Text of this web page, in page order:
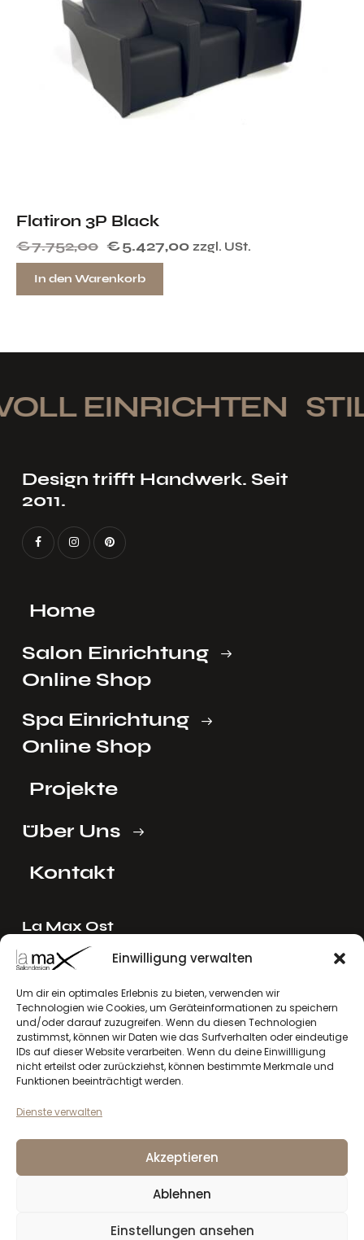
Einwilligung verwalten
Um dir ein optimales Erlebnis zu bieten, verwenden wir
Technologien wie Cookies, um Geräteinformationen zu speichern
und/oder darauf zuzugreifen. Wenn du diesen Technologien
zustimmst, können wir Daten wie das Surfverhalten oder eindeutige
IDs auf dieser Website verarbeiten. Wenn du deine Einwillligung
nicht erteilst oder zurückziehst, können bestimmte Merkmale und
Funktionen beeinträchtigt werden.
Dienste verwalten
Akzeptieren
Ablehnen
Einstellungen ansehen
Flatiron 3P Black
€7.752,00 €5.427,00 zzgl. USt.
In den Warenkorb
EINRICHTEN
Design trifft Handwerk. Seit
2011.
Home
Salon Einrichtung
Online Shop
Spa Einrichtung
Online Shop
Projekte
Über Uns
Kontakt
La Max Ost
Ing. Reinhard Mayer e.U.
Stadlgasse 4
2122 Riedenthal, Austria
E-Mail:mayer[at]lamax.at
+436643432630
La Max West
Andreas Larcher e.U.
6410 Telfs, Austria
larcher[at]lamax.at
Datenschutzerklärung Impressum